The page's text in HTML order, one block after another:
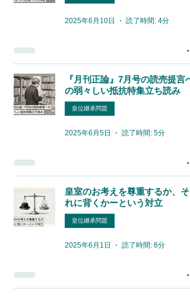
2025年6月10日 読了時間: 4分
『月刊正論』7月号の読売提言へ
の弱々しい抵抗特集立ち読み
皇位継承問題
2025年6月5日 読了時間: 5分
皇室のお考えを尊重するか、そ
れに背くかーという対立
皇位継承問題
2025年6月1日 読了時間: 6分